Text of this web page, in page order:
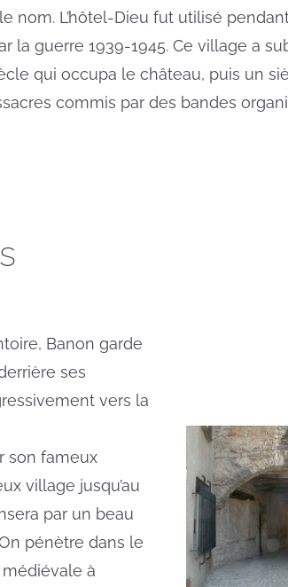
nom. L’hôtel-Dieu fut utilisé
la guerre 1939-1945. Ce village a
qui occupa le château, puis un
commis par des bandes
Banon garde
ses
vers la
son fameux
village jusqu’au
par un beau
pénètre dans le
à